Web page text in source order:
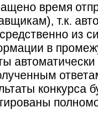
время
т.к.
из
в
конкурса